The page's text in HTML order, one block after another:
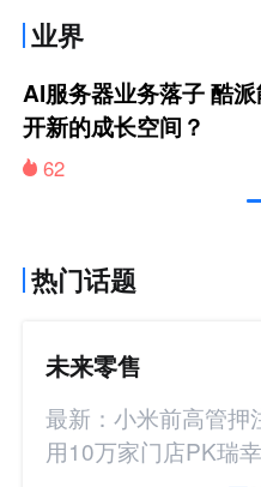
业界
AI服务器业务落子 酷
开新的成长空间？
62
热门话题
未来零售
最新：小米前高管押
用10万家门店PK瑞